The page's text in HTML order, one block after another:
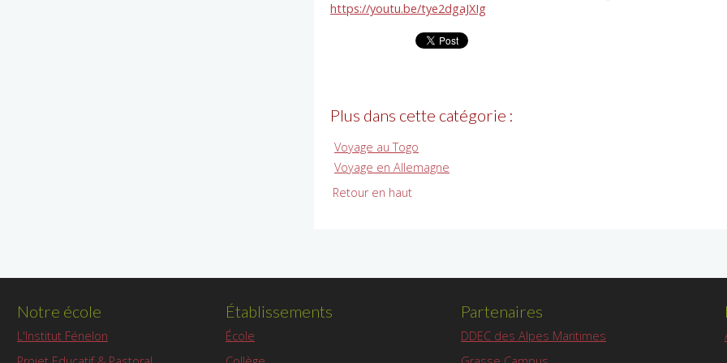
https://youtu.be/tye2dgaJXIg
Plus dans cette catégorie :
Voyage au Togo
Voyage en Allemagne
Retour en haut
Notre école
L'Institut Fénelon
Établissements
École
Partenaires
DDEC des Alpes Maritimes